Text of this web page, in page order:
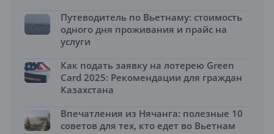
Путеводитель по Вьетнаму: стоимость
одного дня проживания и прайс на
услуги
Как подать заявку на лотерею Green
Card 2025: Рекомендации для граждан
Казахстана
Впечатления из Нячанга: полезные 10
советов для тех, кто едет во Вьетнам